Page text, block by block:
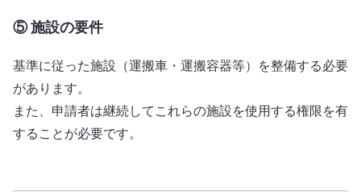
⑤ 施設の要件
基準に従った施設（運搬車・運搬容器等）を整備する必要
があります。
また、申請者は継続してこれらの施設を使用する権限を有
することが必要です。